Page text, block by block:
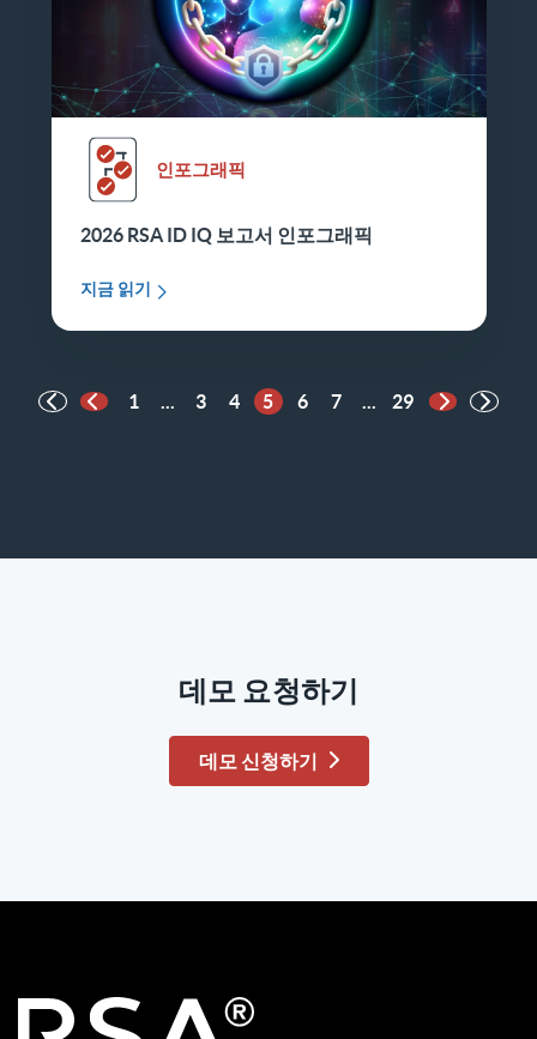
인포그래픽
2026 RSA ID IQ 보고서 인포그래픽
지금 읽기
이전 페이지
1 ... 3 4 5 6 7 ... 29
다음 페이
데모 요청하기
데모 신청하기